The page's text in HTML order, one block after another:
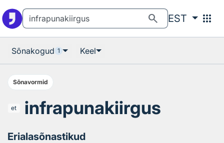
search EST apps
Sõnakogud 1 Keel
Sõnavormid
et infrapunakiirgus
Erialasõnastikud